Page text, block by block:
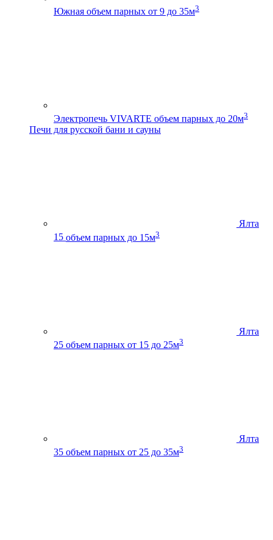
Южная объем парных от 9 до 35м3
Электропечь VIVARTE объем парных до 20м3
Печи для русской бани и сауны
Ялта
15 объем парных до 15м3
Ялта
25 объем парных от 15 до 25м3
Ялта
35 объем парных от 25 до 35м3